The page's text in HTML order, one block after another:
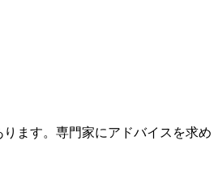
ます。専門家にアドバイスを求め